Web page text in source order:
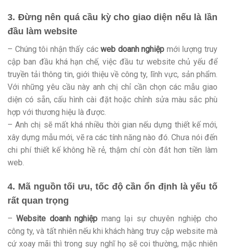
3. Đừng nên quá cầu kỳ cho giao diện nếu là lần
đầu làm website
– Chúng tôi nhận thấy cácweb doanh nghiệp mới lượng truy
cập ban đầu khá hạn chế, việc đầu tư website chủ yếu để
truyền tải thông tin, giới thiệu về công ty, lĩnh vực, sản phẩm.
Với những yêu cầu này anh chị chỉ cần chọn các mẫu giao
diện có sẵn, cấu hình cài đặt hoặc chỉnh sửa màu sắc phù
hợp với thương hiệu là được.
– Anh chị sẽ mất khá nhiều thời gian nếu dựng thiết kế mới,
xây dựng mẫu mới, vẽ ra các tính năng nào đó. Chưa nói đến
chi phí thiết kế không hề rẻ, thậm chí còn đắt hơn tiền làm
web.
4. Mã nguồn tối ưu, tốc độ cần ổn định là yếu tố
rất quan trọng
–Website doanh nghiệp mang lại sự chuyên nghiệp cho
công ty, và tất nhiên nếu khi khách hàng truy cập website mà
cứ xoay mãi thì trong suy nghĩ họ sẽ coi thường, mặc nhiên